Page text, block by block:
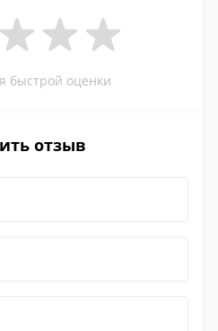
быстрой оценки
отзыв